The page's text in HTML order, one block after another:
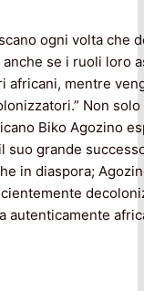
ogni volta che
se i ruoli loro
africani, mentre
Non
Biko Agozino
grande
in diaspora;
autenticamente